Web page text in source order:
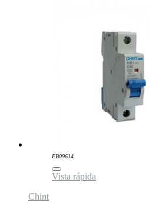
EB09614
Vista rápida
Chint